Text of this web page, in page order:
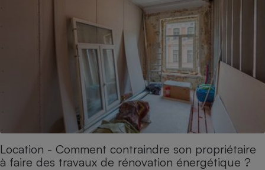
Location - Comment contraindre son propriétaire
à faire des travaux de rénovation énergétique ?